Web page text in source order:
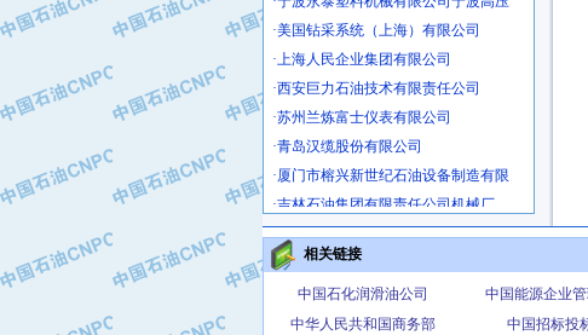
·美国钻采系统（上海）有限公司
·上海人民企业集团有限公司
·西安巨力石油技术有限责任公司
·苏州兰炼富士仪表有限公司
·青岛汉缆股份有限公司
·厦门市榕兴新世纪石油设备制造有限
·吉林石油集团有限责任公司机械厂
·大港油田集团中成机械制造有限公司
·承德司达石油装备开发公司
·大港油田集团中成机械制造有限公司
·四川明星电缆有限公司
·中国石油大庆石油化工总厂
相关链接
中国石化润滑油公司 中国能源企业
中华人民共和国商务部
中国招标投